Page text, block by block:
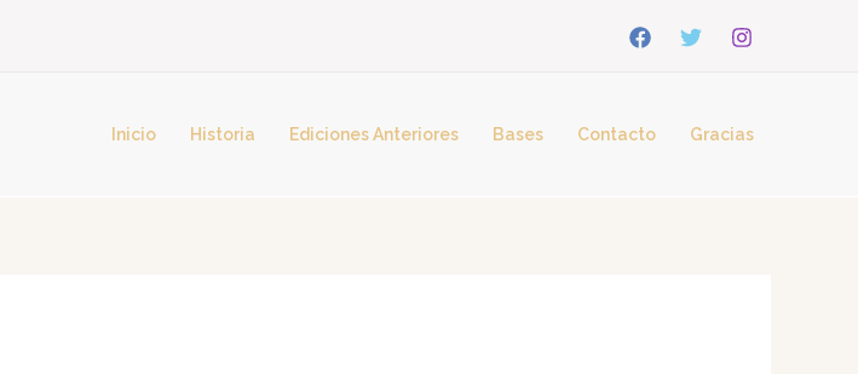
Inicio Historia Ediciones Anteriores Bases Contacto Gracias